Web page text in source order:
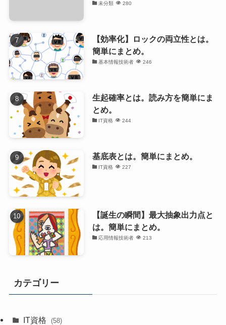
未分類 280
【効率化】ロックの両立性とは。
簡単にまとめ。
基本情報技術者 246
生起確率とは。読み方を簡単にま
とめ。
IT資格 244
基底表とは。簡単にまとめ。
IT資格 227
【誕生の瞬間】最大抽象出力点と
は。簡単にまとめ。
応用情報技術者 213
カテゴリー
IT資格 (58)